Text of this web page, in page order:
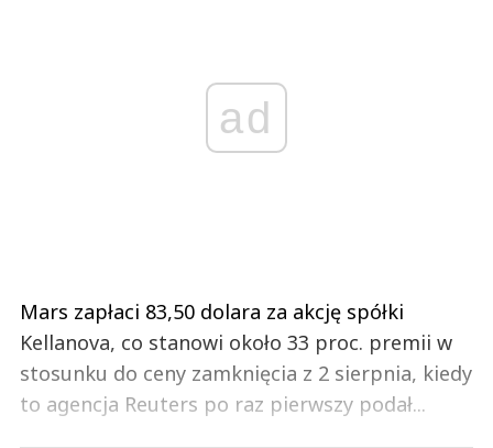
ad
Mars zapłaci 83,50 dolara za akcję spółki
Kellanova, co stanowi około 33 proc. premii w
stosunku do ceny zamknięcia z 2 sierpnia, kiedy
to agencja Reuters po raz pierwszy podał...